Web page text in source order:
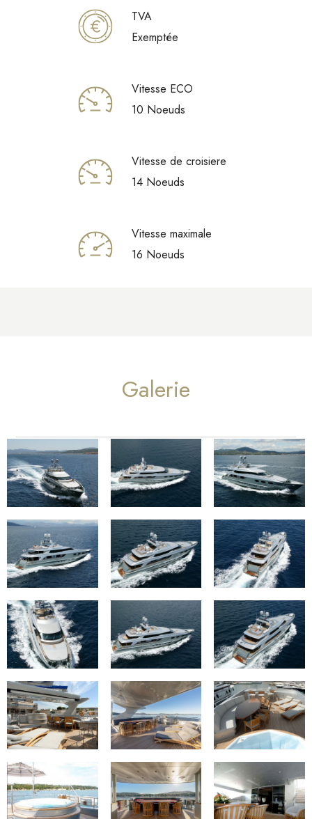
TVA
Exemptée
Vitesse ECO
10 Noeuds
Vitesse de croisiere
14 Noeuds
Vitesse maximale
16 Noeuds
Galerie